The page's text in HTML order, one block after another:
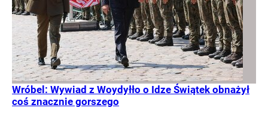
Wróbel: Wywiad z Woydyłło o Idze Świątek obnażył
coś znacznie gorszego